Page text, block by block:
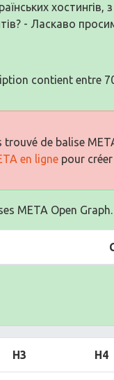
хостингів,
- Ласкаво
contient entre
de balise
en ligne pour
META Open Graph.
H3 H4